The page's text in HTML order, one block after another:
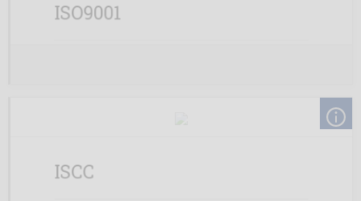
ISO9001
ISCC